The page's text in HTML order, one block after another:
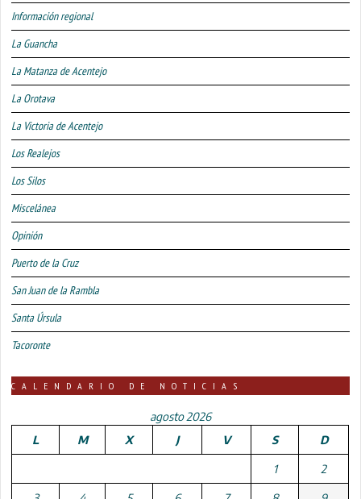
Información regional
La Guancha
La Matanza de Acentejo
La Orotava
La Victoria de Acentejo
Los Realejos
Los Silos
Miscelánea
Opinión
Puerto de la Cruz
San Juan de la Rambla
Santa Úrsula
Tacoronte
CALENDARIO DE NOTICIAS
agosto 2026
L
M X J V S D
1 2